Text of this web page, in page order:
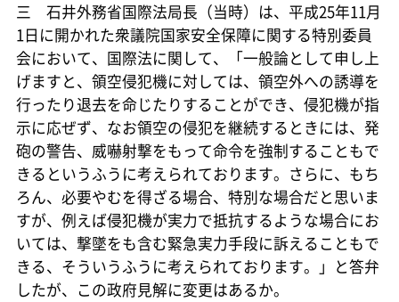
三 石井外務省国際法局長（当時）は、平成25年11月
1日に開かれた衆議院国家安全保障に関する特別委員
会において、国際法に関して、「一般論として申し上
げますと、領空侵犯機に対しては、領空外への誘導を
行ったり退去を命じたりすることができ、侵犯機が指
示に応ぜず、なお領空の侵犯を継続するときには、発
砲の警告、威嚇射撃をもって命令を強制することもで
きるというふうに考えられております。さらに、もち
ろん、必要やむを得ざる場合、特別な場合だと思いま
すが、例えば侵犯機が実力で抵抗するような場合にお
いては、撃墜をも含む緊急実力手段に訴えることもで
きる、そういうふうに考えられております。」と答弁
したが、この政府見解に変更はあるか。